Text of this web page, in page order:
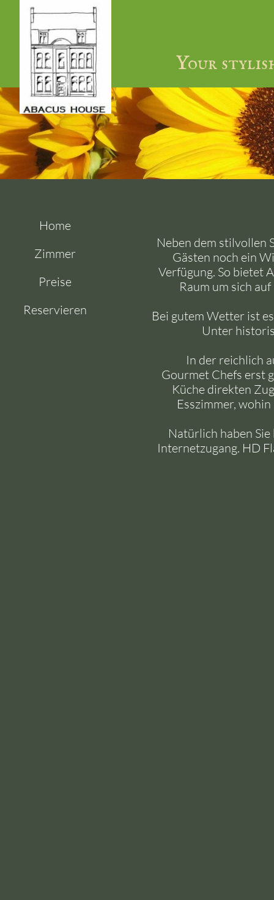
Your
Neben dem stilvollen
Gästen noch ein
Verfügung. So bietet
Raum um sich
Bei gutem Wetter ist
Unter
In der reichlich
Gourmet Chefs erst
Küche direkten
Esszimmer,
Natürlich haben
Internetzugang. HD
Zimmer
Preise
Reservieren
Home